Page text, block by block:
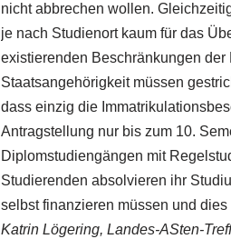
nicht abbrechen wollen.
je nach Studienort kaum für das
existierenden Beschränkungen
Staatsangehörigkeit müssen
dass einzig die
Antragstellung nur bis zum 10.
Diplomstudiengängen mit
Studierenden absolvieren ihr
selbst finanzieren müssen und
Katrin Lögering, Landes-ASten-